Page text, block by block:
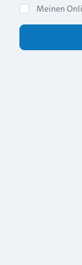
Meinen